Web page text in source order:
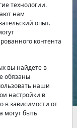
технологии.
нам
опыт.
контента
вы найдете в
обязаны
наши
настройки в
в зависимости от
могут быть